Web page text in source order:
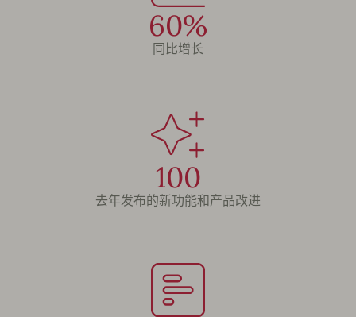
60%
同比增长
100
去年发布的新功能和产品改进